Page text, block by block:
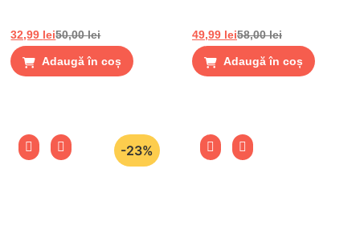
50,00lei
32,99 lei
Adaugă în coș
58,00lei
49,99 lei
Adaugă în coș
-23%